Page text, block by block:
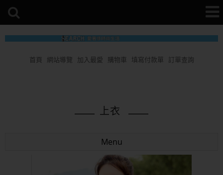
首頁 網站導覽 加入最愛 購物車 填寫付款單 訂單查詢
上衣
Menu